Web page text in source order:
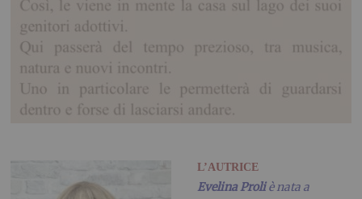
L’AUTRICE
Evelina Proliè nata a